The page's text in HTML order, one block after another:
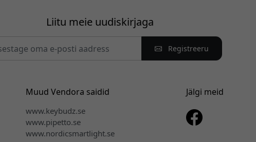
Liitu meie uudiskirjaga
Registreeru
Muud Vendora saidid
www.keybudz.se
www.pipetto.se
www.nordicsmartlight.se
Jälgi meid